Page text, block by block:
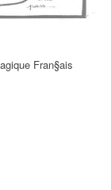
Fran§ais